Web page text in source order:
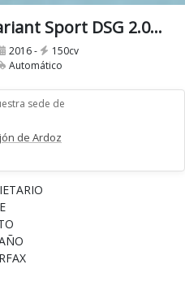
Volkswagen Passat Variant Sport DSG 2.0Tdi 150Cv BMT
2016 -
150cv
Automático
sede de
de Ardoz